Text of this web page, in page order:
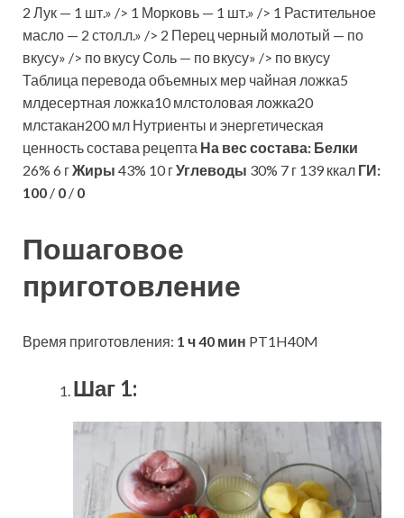
2 Лук — 1 шт.» /> 1 Морковь — 1 шт.» /> 1 Растительное
масло — 2 стол.л.» /> 2 Перец черный молотый — по
вкусу» /> по вкусу Соль — по вкусу» /> по вкусу
Таблица перевода объемных мер чайная ложка5
млдесертная ложка10 млстоловая ложка20
млстакан200 мл Нутриенты и энергетическая
ценность состава рецепта На вес состава: Белки
26% 6 гЖиры 43% 10 гУглеводы 30% 7 г 139 ккал ГИ:
100 / 0 / 0
Пошаговое
приготовление
Время приготовления: 1 ч 40 мин PT1H40M
Шаг 1: